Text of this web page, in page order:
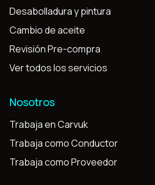
Desabolladura y pintura
Cambio de aceite
Revisión Pre-compra
Ver todos los servicios
Nosotros
Trabaja en Carvuk
Trabaja como Conductor
Trabaja como Proveedor